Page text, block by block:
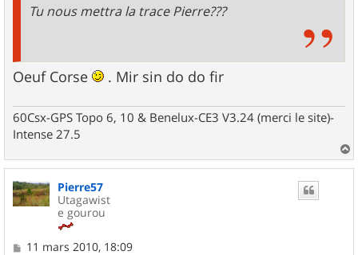
Tu nous mettra la trace Pierre???
Oeuf Corse . Mir sin do do fir
60Csx-GPS Topo 6, 10 & Benelux-CE3 V3.24 (merci le site)-
Intense 27.5
a
Pierre57
Utagawist
e gourou
M11 mars 2010, 18:09